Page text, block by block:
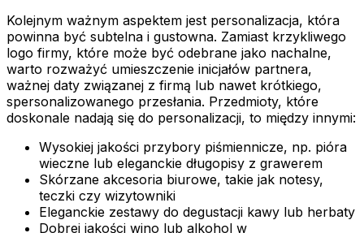
Kolejnym ważnym aspektem jest personalizacja, która
powinna być subtelna i gustowna. Zamiast krzykliwego
logo firmy, które może być odebrane jako nachalne,
warto rozważyć umieszczenie inicjałów partnera,
ważnej daty związanej z firmą lub nawet krótkiego,
spersonalizowanego przesłania. Przedmioty, które
doskonale nadają się do personalizacji, to między innymi:
Wysokiej jakości przybory piśmiennicze, np. pióra
wieczne lub eleganckie długopisy z grawerem
Skórzane akcesoria biurowe, takie jak notesy,
teczki czy wizytowniki
Eleganckie zestawy do degustacji kawy lub herbaty
Dobrej jakości wino lub alkohol w